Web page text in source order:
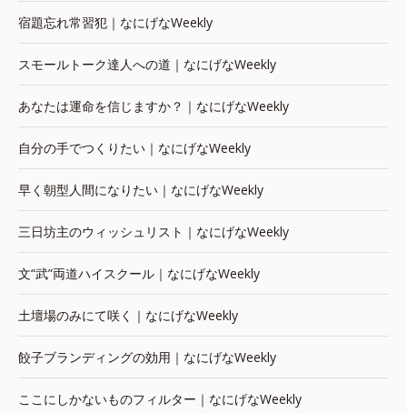
宿題忘れ常習犯｜なにげなWeekly
スモールトーク達人への道｜なにげなWeekly
あなたは運命を信じますか？｜なにげなWeekly
自分の手でつくりたい｜なにげなWeekly
早く朝型人間になりたい｜なにげなWeekly
三日坊主のウィッシュリスト｜なにげなWeekly
文“武”両道ハイスクール｜なにげなWeekly
土壇場のみにて咲く｜なにげなWeekly
餃子ブランディングの効用｜なにげなWeekly
ここにしかないものフィルター｜なにげなWeekly